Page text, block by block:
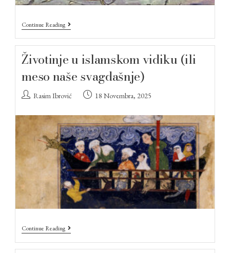
Continue Reading
Životinje u islamskom vidiku (ili
meso naše svagdašnje)
Rasim Ibrović 18 Novembra, 2025
Continue Reading